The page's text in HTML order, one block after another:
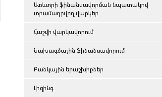
Առևտրի ֆինանսավորման նպատակով
տրամադրվող վարկեր
Հաշվի վարկավորում
Նախագծային ֆինանսավորում
Բանկային երաշխիքներ
Լիզինգ